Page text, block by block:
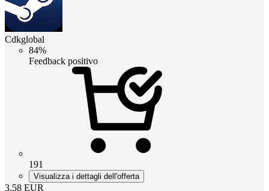
Cdkglobal
84%
Feedback positivo
191
Visualizza i dettagli dell'offerta
3.58 EUR